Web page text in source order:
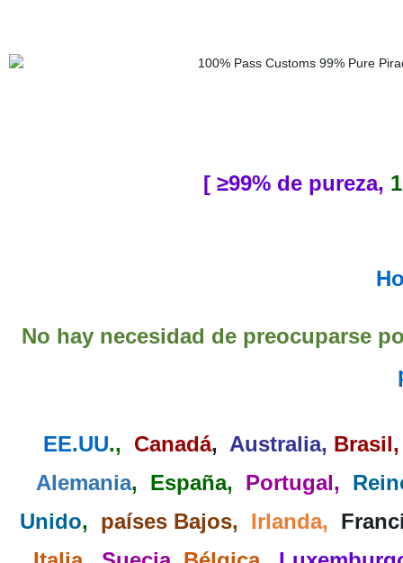
[ ≥99% de pureza,
No hay necesidad de preocuparse
EE.UU., Canadá, Australia,
Alemania, España, Portugal,
Unido, países Bajos, Irlanda,